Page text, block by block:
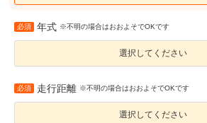
必須 年式 ※不明の場合はおおよそでOKです
選択してください
必須 走行距離 ※不明の場合はおおよそでOKです
選択してください